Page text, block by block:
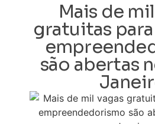
Mais de
gratuitas
são abertas